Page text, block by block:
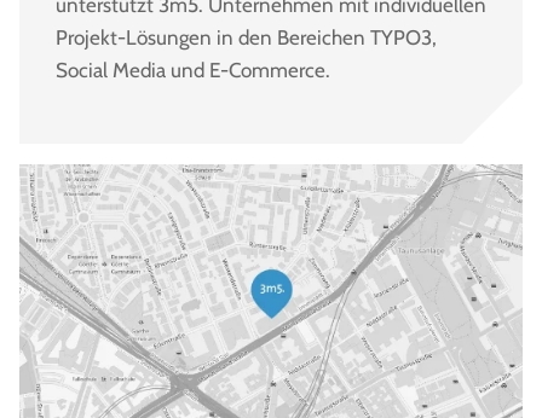
Projekt-Lösungen in den Bereichen TYPO3,
Social Media und E-Commerce.